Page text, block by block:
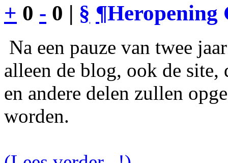
+ 0 - 0 | § ¶Heropening
Na een pauze van twee
alleen de blog, ook de site,
en andere delen zullen
worden.